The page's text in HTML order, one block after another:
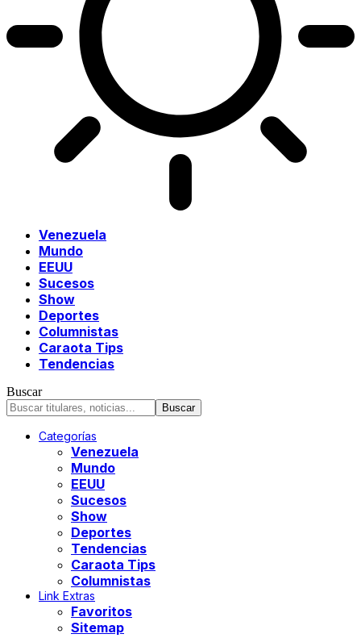
Venezuela
Mundo
EEUU
Sucesos
Show
Deportes
Columnistas
Caraota Tips
Tendencias
Buscar
Categorías
Venezuela
Mundo
EEUU
Sucesos
Show
Deportes
Tendencias
Caraota Tips
Columnistas
Link Extras
Favoritos
Sitemap